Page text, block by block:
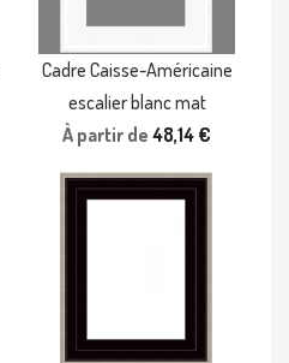
Cadre Caisse-Américaine
escalier blanc mat
À partir de 48,14 €